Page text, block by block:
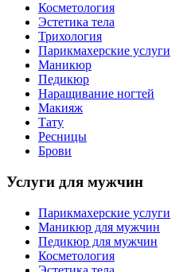
Косметология
Эстетика тела
Трихология
Парикмахерские услуги
Маникюр
Педикюр
Наращивание ногтей
Макияж
Тату
Ресницы
Брови
Услуги для мужчин
Парикмахерские услуги
Маникюр для мужчин
Педикюр для мужчин
Косметология